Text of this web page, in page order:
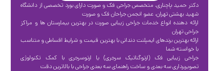
دکتر حمید پاچناری، متخصص جراحی فک و صورت دارای بورد تخصصی از دانشگاه
شهید بهشتی تهران، عضو انجمن جراحان فک و صورت
ارائه دهنده انواع خدمات جراحی زیبایی صورت در بهترین بیمارستان ها و مراکز
جراحی تهران
ارائه بهترین برندهای ایمپلنت دندانی با بهترین قیمت و شرایط اقساطی و متناسب
با خواسته شما
جراحی زیبایی فک (ارتوگناتیک سرجری) یا ارتوسرجری با کمک تکنولوژی
تصویربرداری سه بعدی و ساخت راهنمای سه بعدی جراحی با بالاترین دقت